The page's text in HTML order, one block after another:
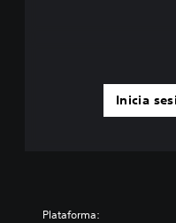
Inicia
Plataforma: